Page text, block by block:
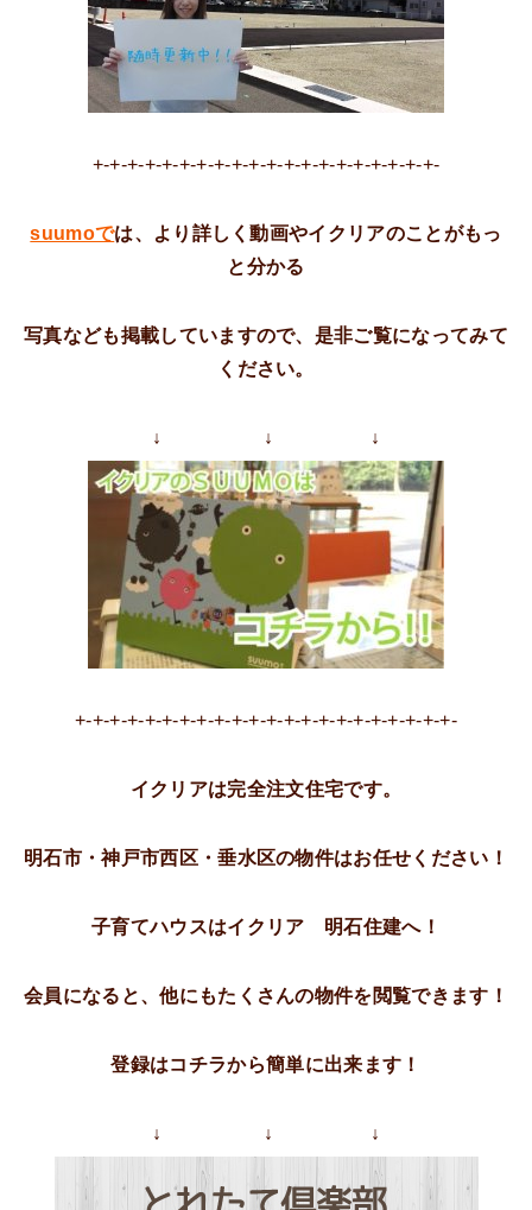
+-+-+-+-+-+-+-+-+-+-+-+-+-+-+-+-+-+-+-+-
suumoでは、より詳しく動画やイクリアのことがもっ
と分かる
写真なども掲載していますので、是非ご覧になってみて
ください。
↓ ↓ ↓
+-+-+-+-+-+-+-+-+-+-+-+-+-+-+-+-+-+-+-+-+-+-
イクリアは完全注文住宅です。
明石市・神戸市西区・垂水区の物件はお任せください！
子育てハウスはイクリア 明石住建へ！
会員になると、他にもたくさんの物件を閲覧できます！
登録はコチラから簡単に出来ます！
↓ ↓ ↓